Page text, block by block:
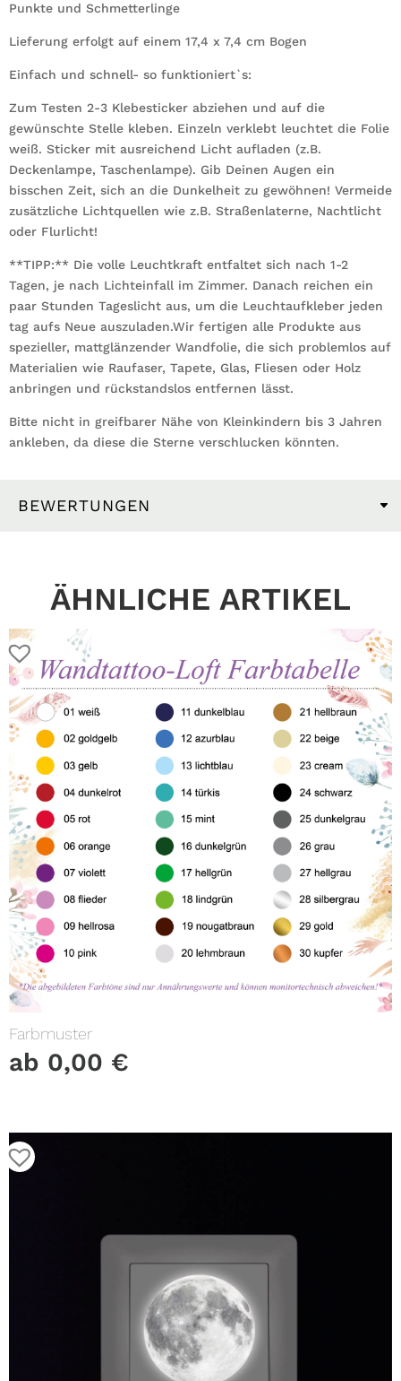
Punkte und Schmetterlinge
Lieferung erfolgt auf einem 17,4 x 7,4 cm Bogen
Einfach und schnell- so funktioniert`s:
Zum Testen 2-3 Klebesticker abziehen und auf die
gewünschte Stelle kleben. Einzeln verklebt leuchtet die Folie
weiß. Sticker mit ausreichend Licht aufladen (z.B.
Deckenlampe, Taschenlampe). Gib Deinen Augen ein
bisschen Zeit, sich an die Dunkelheit zu gewöhnen! Vermeide
zusätzliche Lichtquellen wie z.B. Straßenlaterne, Nachtlicht
oder Flurlicht!
**TIPP:** Die volle Leuchtkraft entfaltet sich nach 1-2
Tagen, je nach Lichteinfall im Zimmer. Danach reichen ein
paar Stunden Tageslicht aus, um die Leuchtaufkleber jeden
tag aufs Neue auszuladen.Wir fertigen alle Produkte aus
spezieller, mattglänzender Wandfolie, die sich problemlos auf
Materialien wie Raufaser, Tapete, Glas, Fliesen oder Holz
anbringen und rückstandslos entfernen lässt.
Bitte nicht in greifbarer Nähe von Kleinkindern bis 3 Jahren
ankleben, da diese die Sterne verschlucken könnten.
BEWERTUNGEN
ÄHNLICHE ARTIKEL
Farbmuster
ab 0,00 €